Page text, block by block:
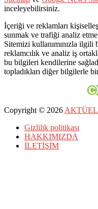
inceleyebilirsiniz.
İçeriği ve reklamları
sunmak ve trafiği analiz
Sitemizi kullanımınızla ilgili
reklamcılık ve analiz iş
bu bilgileri kendilerine
topladıkları diğer bilgilerle
Copyright © 2026
Gizlilik politikası
HAKKIMIZDA
İLETİŞİM